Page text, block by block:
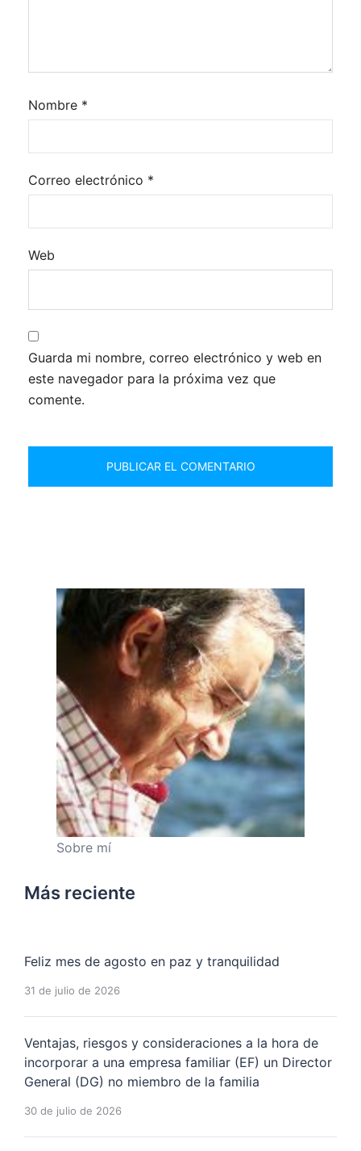
Nombre *
Correo electrónico *
Web
Guarda mi nombre, correo electrónico y web en
este navegador para la próxima vez que
comente.
Sobre mí
Más reciente
Feliz mes de agosto en paz y tranquilidad
31 de julio de 2026
Ventajas, riesgos y consideraciones a la hora de
incorporar a una empresa familiar (EF) un Director
General (DG) no miembro de la familia
30 de julio de 2026